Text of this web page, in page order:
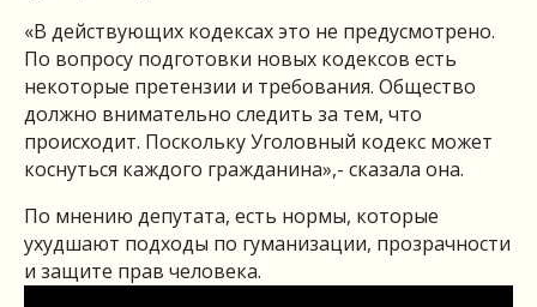
«В действующих кодексах это не предусмотрено.
По вопросу подготовки новых кодексов есть
некоторые претензии и требования. Общество
должно внимательно следить за тем, что
происходит. Поскольку Уголовный кодекс может
коснуться каждого гражданина»,- сказала она.
По мнению депутата, есть нормы, которые
ухудшают подходы по гуманизации, прозрачности
и защите прав человека.